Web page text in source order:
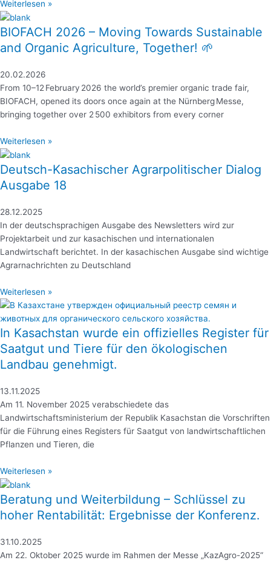
Weiterlesen »
BIOFACH 2026 – Moving Towards Sustainable
and Organic Agriculture, Together! 🌱
20.02.2026
From 10–12 February 2026 the world’s premier organic trade fair,
BIOFACH, opened its doors once again at the Nürnberg Messe,
bringing together over 2 500 exhibitors from every corner
Weiterlesen »
Deutsch-Kasachischer Agrarpolitischer Dialog
Ausgabe 18
28.12.2025
In der deutschsprachigen Ausgabe des Newsletters wird zur
Projektarbeit und zur kasachischen und internationalen
Landwirtschaft berichtet. In der kasachischen Ausgabe sind wichtige
Agrarnachrichten zu Deutschland
Weiterlesen »
In Kasachstan wurde ein offizielles Register für
Saatgut und Tiere für den ökologischen
Landbau genehmigt.
13.11.2025
Am 11. November 2025 verabschiedete das
Landwirtschaftsministerium der Republik Kasachstan die Vorschriften
für die Führung eines Registers für Saatgut von landwirtschaftlichen
Pflanzen und Tieren, die
Weiterlesen »
Beratung und Weiterbildung – Schlüssel zu
hoher Rentabilität: Ergebnisse der Konferenz.
31.10.2025
Am 22. Oktober 2025 wurde im Rahmen der Messe „KazAgro-2025“